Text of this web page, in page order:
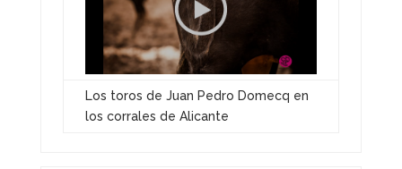
Los toros de Juan Pedro Domecq en
los corrales de Alicante